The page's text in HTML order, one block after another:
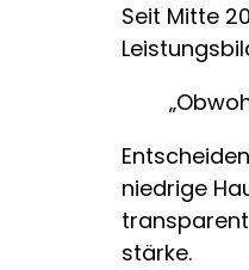
Seit Mitte
niedrige
stärke.